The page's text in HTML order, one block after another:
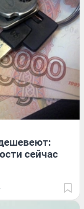
сейчас